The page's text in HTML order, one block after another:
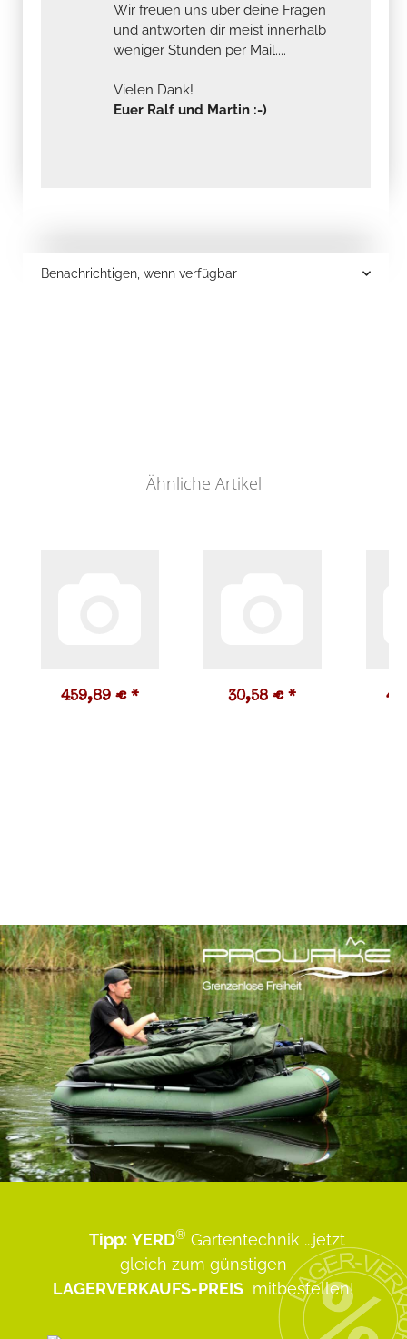
Wir freuen uns über deine Fragen
und antworten dir meist innerhalb
weniger Stunden per Mail....
Vielen Dank!
Euer Ralf und Martin :-)
Benachrichtigen, wenn verfügbar
Ähnliche Artikel
459,89 € * 30,58 € *
Tipp: YERD® Gartentechnik ...jetzt
gleich zum günstigen
LAGERVERKAUFS-PREIS mitbestellen!